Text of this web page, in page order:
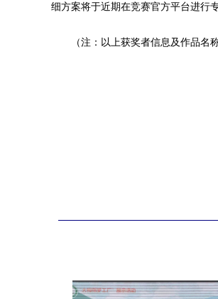
细方案将于近期在竞赛官方平台进行
（注：以上获奖者信息及作品名